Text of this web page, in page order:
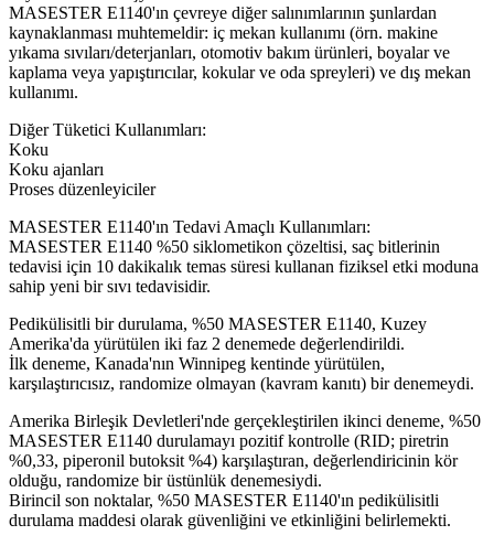
MASESTER E1140'ın çevreye diğer salınımlarının şunlardan
kaynaklanması muhtemeldir: iç mekan kullanımı (örn. makine
yıkama sıvıları/deterjanları, otomotiv bakım ürünleri, boyalar ve
kaplama veya yapıştırıcılar, kokular ve oda spreyleri) ve dış mekan
kullanımı.
Diğer Tüketici Kullanımları:
Koku
Koku ajanları
Proses düzenleyiciler
MASESTER E1140'ın Tedavi Amaçlı Kullanımları:
MASESTER E1140 %50 siklometikon çözeltisi, saç bitlerinin
tedavisi için 10 dakikalık temas süresi kullanan fiziksel etki moduna
sahip yeni bir sıvı tedavisidir.
Pedikülisitli bir durulama, %50 MASESTER E1140, Kuzey
Amerika'da yürütülen iki faz 2 denemede değerlendirildi.
İlk deneme, Kanada'nın Winnipeg kentinde yürütülen,
karşılaştırıcısız, randomize olmayan (kavram kanıtı) bir denemeydi.
Amerika Birleşik Devletleri'nde gerçekleştirilen ikinci deneme, %50
MASESTER E1140 durulamayı pozitif kontrolle (RID; piretrin
%0,33, piperonil butoksit %4) karşılaştıran, değerlendiricinin kör
olduğu, randomize bir üstünlük denemesiydi.
Birincil son noktalar, %50 MASESTER E1140'ın pedikülisitli
durulama maddesi olarak güvenliğini ve etkinliğini belirlemekti.